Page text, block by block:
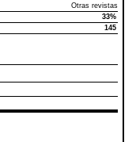
Otras revistas
33%
145